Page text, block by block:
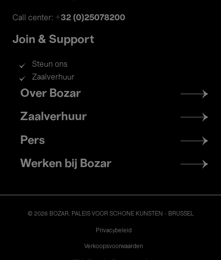
Call center: +32 (0)25078200
Join & Support
Steun ons
Zaalverhuur
Footer
menu
Over Bozar
Zaalverhuur
Pers
Werken bij Bozar
© 2026 BOZAR. PALEIS VOOR SCHONE KUNSTEN - BRUSSEL
Privacybeleid
Verkoopsvoorwaarden